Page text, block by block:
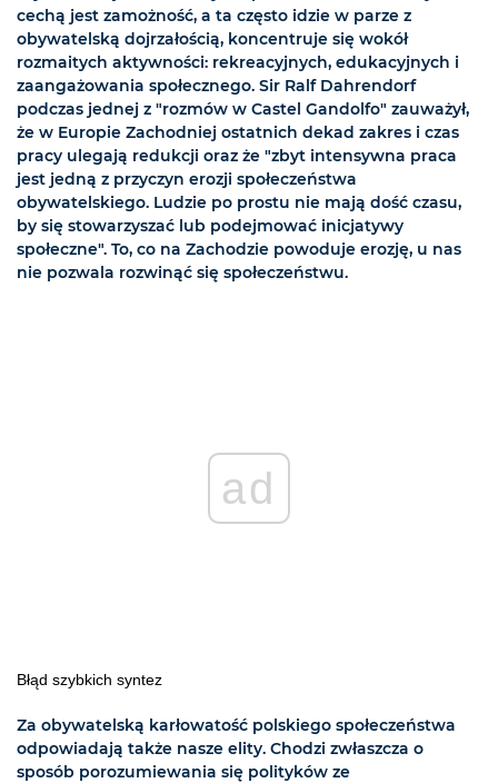
cechą jest zamożność, a ta często idzie w parze z
obywatelską dojrzałością, koncentruje się wokół
rozmaitych aktywności: rekreacyjnych, edukacyjnych i
zaangażowania społecznego. Sir Ralf Dahrendorf
podczas jednej z "rozmów w Castel Gandolfo" zauważył,
że w Europie Zachodniej ostatnich dekad zakres i czas
pracy ulegają redukcji oraz że "zbyt intensywna praca
jest jedną z przyczyn erozji społeczeństwa
obywatelskiego. Ludzie po prostu nie mają dość czasu,
by się stowarzyszać lub podejmować inicjatywy
społeczne". To, co na Zachodzie powoduje erozję, u nas
nie pozwala rozwinąć się społeczeństwu.
ad
Błąd szybkich syntez
Za obywatelską karłowatość polskiego społeczeństwa
odpowiadają także nasze elity. Chodzi zwłaszcza o
sposób porozumiewania się polityków ze